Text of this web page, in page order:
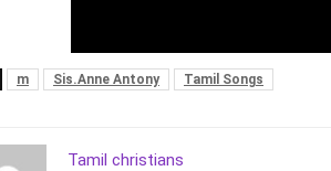
m Sis.Anne Antony Tamil Songs
Tamil christians